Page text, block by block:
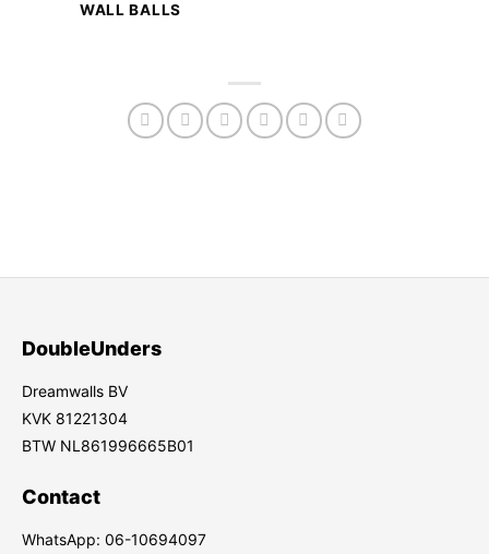
WALL BALLS
DoubleUnders
Dreamwalls BV
KVK 81221304
BTW NL861996665B01
Contact
WhatsApp: 06-10694097